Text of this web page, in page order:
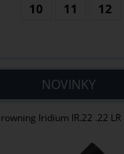
10
11 12
NOVINKY
Iridium IR.22 .22